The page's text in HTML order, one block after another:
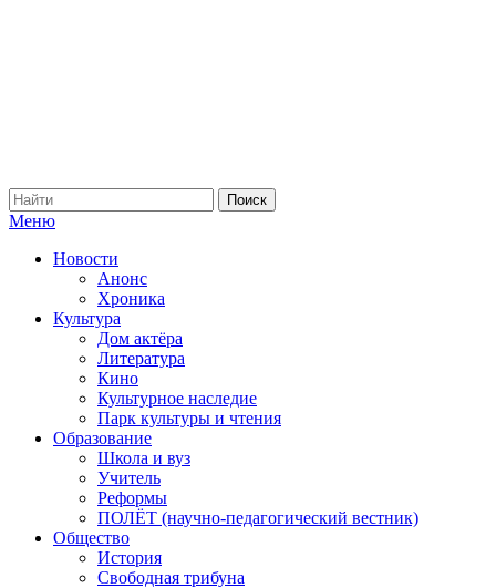
Меню
Новости
Анонс
Хроника
Культура
Дом актёра
Литература
Кино
Культурное наследие
Парк культуры и чтения
Образование
Школа и вуз
Учитель
Реформы
ПОЛЁТ (научно-педагогический вестник)
Общество
История
Свободная трибуна